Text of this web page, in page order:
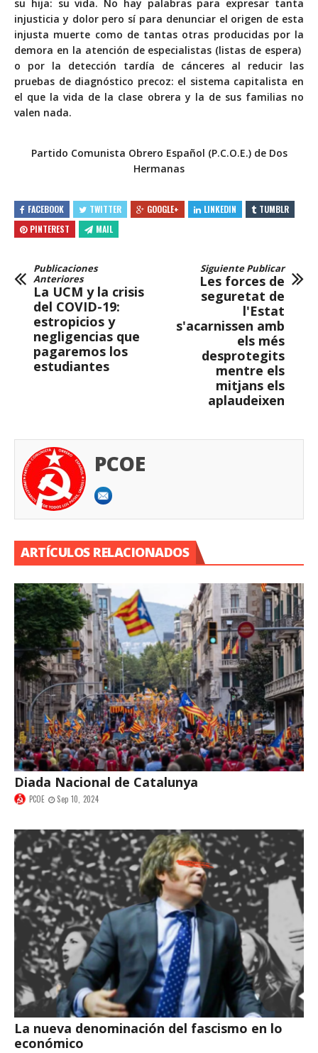
su hija: su vida. No hay palabras para expresar tanta
injusticia y dolor pero sí para denunciar el origen de esta
injusta muerte como de tantas otras producidas por la
demora en la atención de especialistas (listas de espera)
o por la detección tardía de cánceres al reducir las
pruebas de diagnóstico precoz: el sistema capitalista en
el que la vida de la clase obrera y la de sus familias no
valen nada.
Partido Comunista Obrero Español (P.C.O.E.) de Dos
Hermanas
FACEBOOK TWITTER GOOGLE+ LINKEDIN
TUMBLR
PINTEREST
MAIL
Publicaciones
Anteriores
La UCM y la crisis
del COVID-19:
estropicios y
negligencias que
pagaremos los
estudiantes
Siguiente Publicar
Les forces de
seguretat de
l'Estat
s'acarnissen amb
els més
desprotegits
mentre els
mitjans els
aplaudeixen
PCOE
ARTÍCULOS RELACIONADOS
Diada Nacional de Catalunya
PCOE Sep 10, 2024
La nueva denominación del fascismo en lo
económico